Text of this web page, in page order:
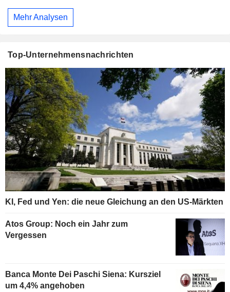
Mehr Analysen
Top-Unternehmensnachrichten
KI, Fed und Yen: die neue Gleichung an den US-Märkten
Atos Group: Noch ein Jahr zum
Vergessen
Banca Monte Dei Paschi Siena: Kursziel
um 4,4% angehoben